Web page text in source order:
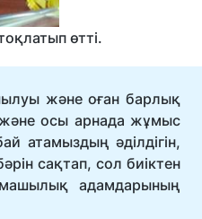
өтті.
және оған барлық
және осы арнада жұмыс
атамыздың әділдігін,
сақтап, сол биіктен
адамдарының